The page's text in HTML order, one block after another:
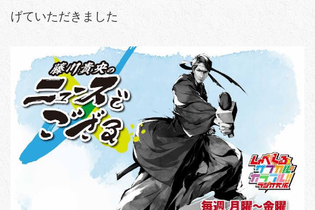
げていただきました